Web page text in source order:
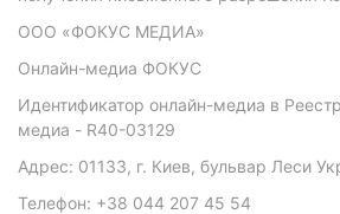
ООО «ФОКУС МЕДИА»
Онлайн-медиа ФОКУС
Идентификатор онлайн-медиа в
медиа - R40-03129
Адрес: 01133, г. Киев, бульвар Леси
Телефон: +38 044 207 45 54